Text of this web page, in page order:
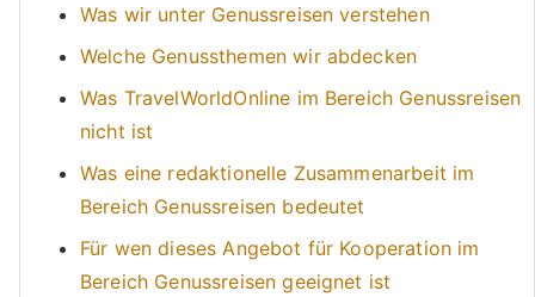
Was wir unter Genussreisen verstehen
Welche Genussthemen wir abdecken
Was TravelWorldOnline im Bereich Genussreisen
nicht ist
Was eine redaktionelle Zusammenarbeit im
Bereich Genussreisen bedeutet
Für wen dieses Angebot für Kooperation im
Bereich Genussreisen geeignet ist